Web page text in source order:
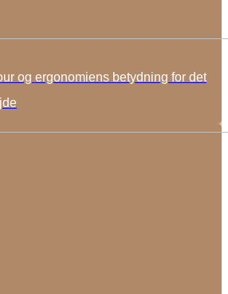
og ergonomiens betydning for det